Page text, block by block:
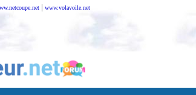
| www.volavoile.net